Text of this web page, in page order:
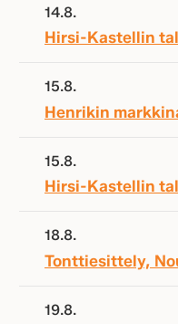
14.8.
Hirsi-Kastellin
15.8.
Henrikin
15.8.
Hirsi-Kastellin
18.8.
Tonttiesittely,
19.8.